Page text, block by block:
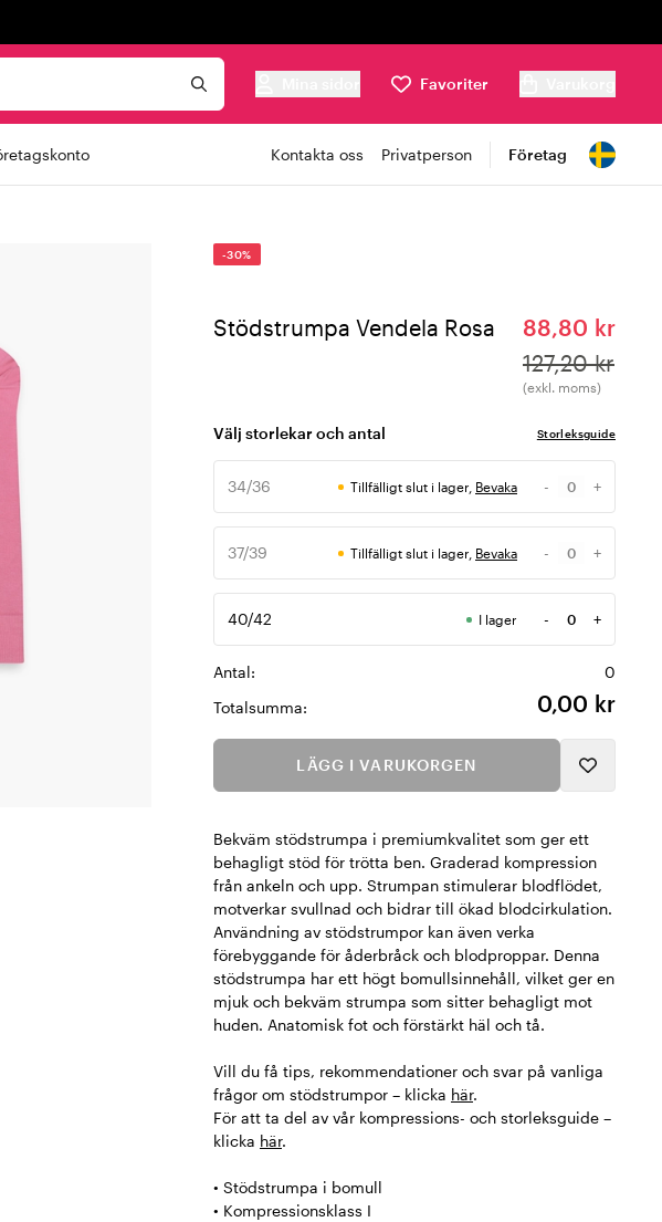
Favoriter
Kontakta oss Privatperson Företag
-30%
Stödstrumpa Vendela Rosa
88,80 kr
127,20 kr
(exkl. moms)
Välj storlekar och antal Storleksguide
34/36 Tillfälligt slut i lager, Bevaka -
Antal
+
37/39 Tillfälligt slut i lager, Bevaka -
Antal
+
40/42 I lager -
Antal
+
Antal:
0
Totalsumma:
0,00 kr
LÄGG I VARUKORGEN
Bekväm stödstrumpa i premiumkvalitet som ger ett
behagligt stöd för trötta ben. Graderad kompression
från ankeln och upp. Strumpan stimulerar blodflödet,
motverkar svullnad och bidrar till ökad blodcirkulation.
Användning av stödstrumpor kan även verka
förebyggande för åderbråck och blodproppar. Denna
stödstrumpa har ett högt bomullsinnehåll, vilket ger en
mjuk och bekväm strumpa som sitter behagligt mot
huden. Anatomisk fot och förstärkt häl och tå.
Vill du få tips, rekommendationer och svar på vanliga
frågor om stödstrumpor – klicka här.
För att ta del av vår kompressions- och storleksguide –
klicka här.
• Stödstrumpa i bomull
• Kompressionsklass I